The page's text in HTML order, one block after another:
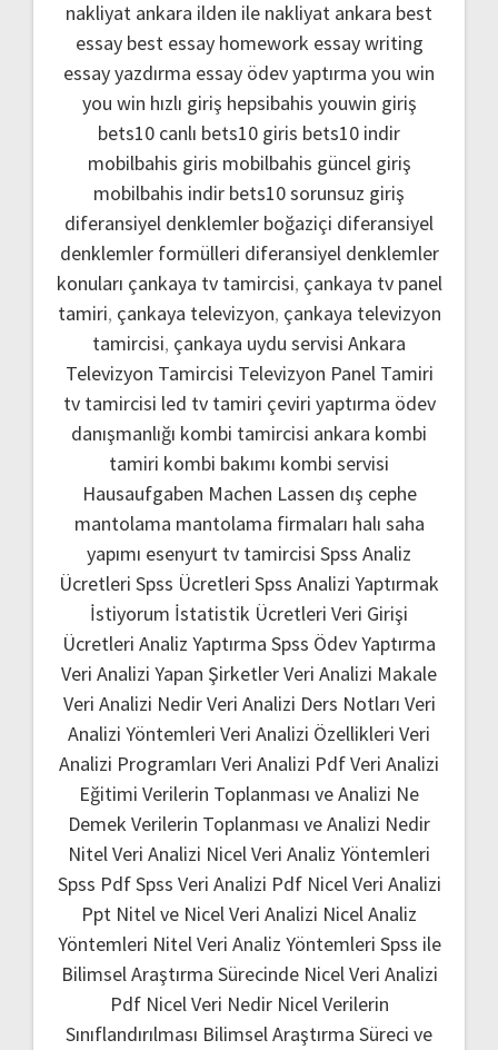
nakliyat ankara ilden ile nakliyat ankara best
essay best essay homework essay writing
essay yazdırma essay ödev yaptırma you win
you win hızlı giriş hepsibahis youwin giriş
bets10 canlı bets10 giris bets10 indir
mobilbahis giris mobilbahis güncel giriş
mobilbahis indir bets10 sorunsuz giriş
diferansiyel denklemler boğaziçi diferansiyel
denklemler formülleri diferansiyel denklemler
konuları çankaya tv tamircisi, çankaya tv panel
tamiri, çankaya televizyon, çankaya televizyon
tamircisi, çankaya uydu servisi Ankara
Televizyon Tamircisi Televizyon Panel Tamiri
tv tamircisi led tv tamiri çeviri yaptırma ödev
danışmanlığı kombi tamircisi ankara kombi
tamiri kombi bakımı kombi servisi
Hausaufgaben Machen Lassen dış cephe
mantolama mantolama firmaları halı saha
yapımı esenyurt tv tamircisi Spss Analiz
Ücretleri Spss Ücretleri Spss Analizi Yaptırmak
İstiyorum İstatistik Ücretleri Veri Girişi
Ücretleri Analiz Yaptırma Spss Ödev Yaptırma
Veri Analizi Yapan ŞirketlerVeri Analizi Makale
Veri Analizi NedirVeri Analizi Ders Notları Veri
Analizi Yöntemleri Veri Analizi Özellikleri Veri
Analizi Programları Veri Analizi PdfVeri Analizi
Eğitimi Verilerin Toplanması ve Analizi Ne
Demek Verilerin Toplanması ve Analizi Nedir
Nitel Veri Analizi Nicel Veri Analiz Yöntemleri
Spss PdfSpss Veri Analizi Pdf Nicel Veri Analizi
Ppt Nitel ve Nicel Veri Analizi Nicel Analiz
Yöntemleri Nitel Veri Analiz Yöntemleri Spss ile
Bilimsel Araştırma Sürecinde Nicel Veri Analizi
Pdf Nicel Veri Nedir Nicel Verilerin
Sınıflandırılması Bilimsel Araştırma Süreci ve